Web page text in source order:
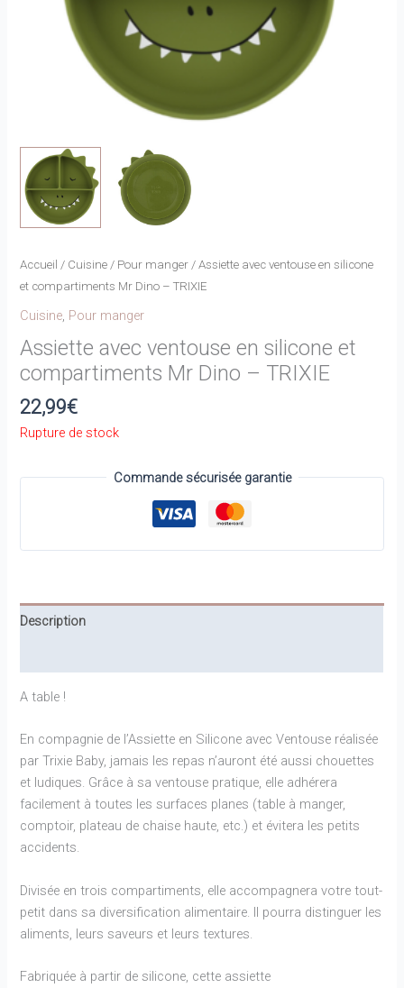
Accueil / Cuisine / Pour manger / Assiette avec ventouse en silicone
et compartiments Mr Dino – TRIXIE
Cuisine, Pour manger
Assiette avec ventouse en silicone et
compartiments Mr Dino – TRIXIE
22,99€
Rupture de stock
Commande sécurisée garantie
Description
A table !
En compagnie de l’Assiette en Silicone avec Ventouse réalisée
par Trixie Baby, jamais les repas n’auront été aussi chouettes
et ludiques. Grâce à sa ventouse pratique, elle adhérera
facilement à toutes les surfaces planes (table à manger,
comptoir, plateau de chaise haute, etc.) et évitera les petits
accidents.
Divisée en trois compartiments, elle accompagnera votre tout-
petit dans sa diversification alimentaire. Il pourra distinguer les
aliments, leurs saveurs et leurs textures.
Fabriquée à partir de silicone, cette assiette